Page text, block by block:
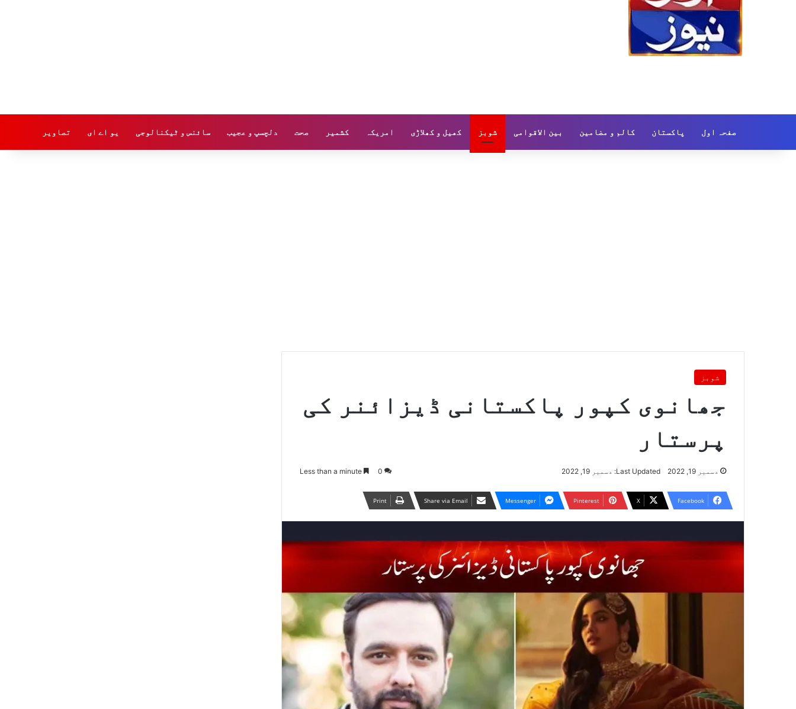
صفحہ اول پاکستان کالم و مضامین بین الاقوامی شوبز کھیل و کھلاڑی امریکہ کشمیر صحت دلچسپ و عجیب سائنس و ٹیکنالوجی یو اے ای تصاویر
شوبز
جھانوی کپور پاکستانی ڈیزائنر کی
پرستار
دسمبر 19, 2022 Last Updated: دسمبر 19, 2022 0
Facebook
X
Pinterest
Messenger
Share via Email
Print